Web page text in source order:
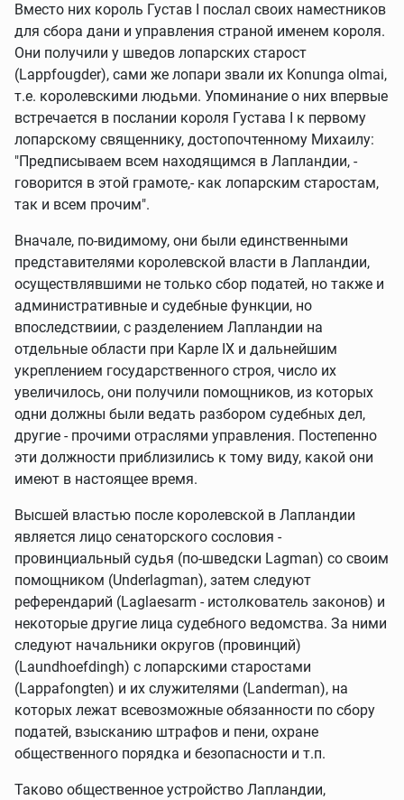
Вместо них король Густав I послал своих наместников
для сбора дани и управления страной именем короля.
Они получили у шведов лопарских старост
(Lappfougder), сами же лопари звали их Konunga olmai,
т.е. королевскими людьми. Упоминание о них впервые
встречается в послании короля Густава I к первому
лопарскому священнику, достопочтенному Михаилу:
"Предписываем всем находящимся в Лапландии, -
говорится в этой грамоте,- как лопарским старостам,
так и всем прочим".
Вначале, по-видимому, они были единственными
представителями королевской власти в Лапландии,
осуществлявшими не только сбор податей, но также и
административные и судебные функции, но
впоследствиии, с разделением Лапландии на
отдельные области при Карле IX и дальнейшим
укреплением государственного строя, число их
увеличилось, они получили помощников, из которых
одни должны были ведать разбором судебных дел,
другие - прочими отраслями управления. Постепенно
эти должности приблизились к тому виду, какой они
имеют в настоящее время.
Высшей властью после королевской в Лапландии
является лицо сенаторского сословия -
провинциальный судья (по-шведски Lagman) со своим
помощником (Underlagman), затем следуют
референдарий (Laglaesarm - истолкователь законов) и
некоторые другие лица судебного ведомства. За ними
следуют начальники округов (провинций)
(Laundhoefdingh) с лопарскими старостами
(Lappafongten) и их служителями (Landerman), на
которых лежат всевозможные обязанности по сбору
податей, взысканию штрафов и пени, охране
общественного порядка и безопасности и т.п.
Таково общественное устройство Лапландии,